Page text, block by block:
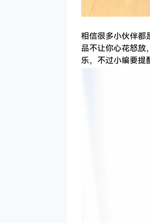
相信很多小伙伴都
品不让你心花怒放
乐，不过小编要提